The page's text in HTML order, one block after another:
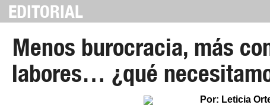
EDITORIAL
Menos burocracia, más
labores… ¿qué
Por: Leticia